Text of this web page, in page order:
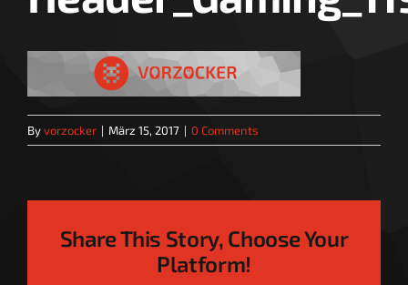
Byvorzocker | März 15, 2017 | 0 Comments
Share This Story, Choose Your
Platform!